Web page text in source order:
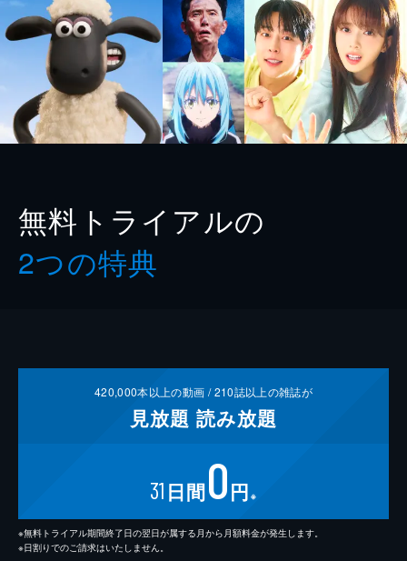
無料トライアルの
2つの特典
420,000本以上の動画 /210誌以上の雑誌が
見放題 読み放題
31 日間0円 ※
※無料トライアル期間終了日の翌日が属する月から月額料金が発生します。
※日割りでのご請求はいたしません。